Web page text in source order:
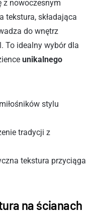
z nowoczesnym
tekstura, składająca
do wnętrz
To idealny wybór dla
unikalnego
stylu
tradycji z
tekstura przyciąga
na ścianach